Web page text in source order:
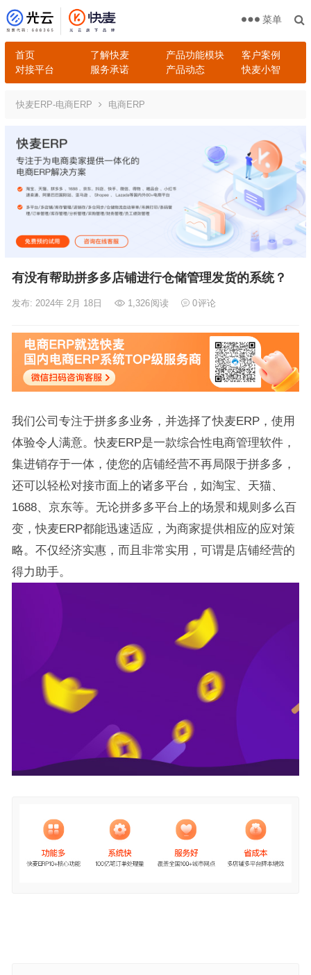
首页 了解快麦 产品功能模块
客户案例
对接平台
服务承诺 产品动态 快麦小智
菜单
快麦ERP-电商ERP 电商ERP
有没有帮助拼多多店铺进行仓储管理发货的系统？
发布: 2024年 2月 18日 1,326阅读 0评论
我们公司专注于拼多多业务，并选择了快麦ERP，使用
体验令人满意。快麦ERP是一款综合性电商管理软件，
集进销存于一体，使您的店铺经营不再局限于拼多多，
还可以轻松对接市面上的诸多平台，如淘宝、天猫、
1688、京东等。无论拼多多平台上的场景和规则多么百
变，快麦ERP都能迅速适应，为商家提供相应的应对策
略。不仅经济实惠，而且非常实用，可谓是店铺经营的
得力助手。